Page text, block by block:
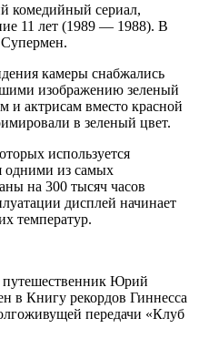
комедийный сериал,
11 лет (1989 — 1988). В
камеры снабжались
изображению зеленый
и актрисам вместо красной
в зеленый цвет.
используется
одними из самых
на 300 тысяч часов
дисплей начинает
температур.
путешественник Юрий
в Книгу рекордов Гиннесса
передачи «Клуб